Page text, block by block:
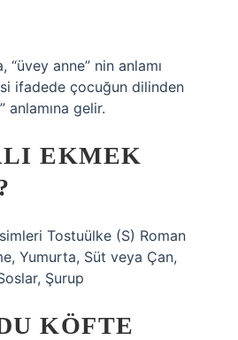
“üvey anne” nin anlamı
ifadede çocuğun dilinden
anlamına gelir.
EKMEK
Tostuülke (S) Roman
Yumurta, Süt veya Çan,
Şurup
KÖFTE